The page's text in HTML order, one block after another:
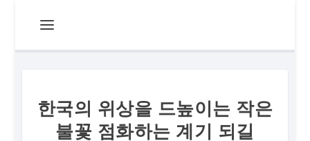
한국의 위상을 드높이는 작은
불꽃 점화하는 계기 되길